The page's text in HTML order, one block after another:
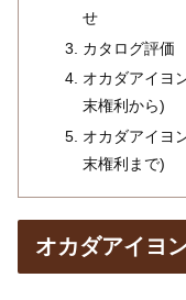
せ
カタログ評価
オカダアイヨ
末権利から)
オカダアイヨ
末権利まで)
オカダアイヨ